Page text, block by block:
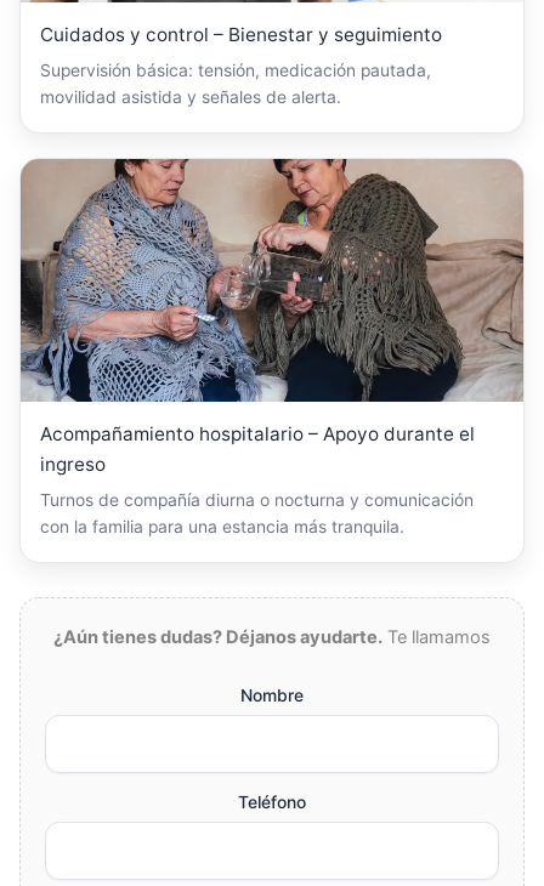
Cuidados y control – Bienestar y seguimiento
Supervisión básica: tensión, medicación pautada,
movilidad asistida y señales de alerta.
Acompañamiento hospitalario – Apoyo durante el
ingreso
Turnos de compañía diurna o nocturna y comunicación
con la familia para una estancia más tranquila.
¿Aún tienes dudas? Déjanos ayudarte. Te llamamos
Nombre
Teléfono